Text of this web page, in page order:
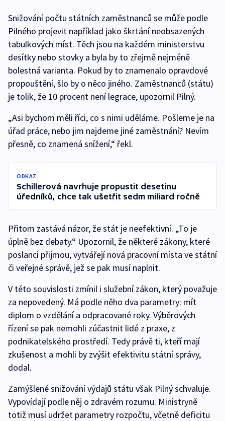
Snižování počtu státních zaměstnanců se může podle
Pilného projevit například jako škrtání neobsazených
tabulkových míst. Těch jsou na každém ministerstvu
desítky nebo stovky a byla by to zřejmě nejméně
bolestná varianta. Pokud by to znamenalo opravdové
propouštění, šlo by o něco jiného. Zaměstnanců (státu)
je tolik, že 10 procent není legrace, upozornil Pilný.
„Asi bychom měli říci, co s nimi uděláme. Pošleme je na
úřad práce, nebo jim najdeme jiné zaměstnání? Nevím
přesně, co znamená snížení,“ řekl.
ODKAZ
Schillerová navrhuje propustit desetinu
úředníků, chce tak ušetřit sedm miliard ročně
Přitom zastává názor, že stát je neefektivní. „To je
úplně bez debaty.“ Upozornil, že některé zákony, které
poslanci přijmou, vytvářejí nová pracovní místa ve státní
či veřejné správě, jež se pak musí naplnit.
V této souvislosti zmínil i služební zákon, který považuje
za nepovedený. Má podle něho dva parametry: mít
diplom o vzdělání a odpracované roky. Výběrových
řízení se pak nemohli zúčastnit lidé z praxe, z
podnikatelského prostředí. Tedy právě ti, kteří mají
zkušenost a mohli by zvýšit efektivitu státní správy,
dodal.
Zamýšlené snižování výdajů státu však Pilný schvaluje.
Vypovídají podle něj o zdravém rozumu. Ministryně
totiž musí udržet parametry rozpočtu, včetně deficitu